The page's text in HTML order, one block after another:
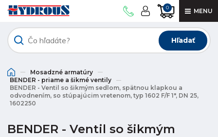
0 MENU
Hľadať
Mosadzné armatúry
BENDER - priame a šikmé ventily
BENDER - Ventil so šikmým sedlom, spätnou klapkou a
odvodnením, so stúpajúcim vretenom, typ 1602 F/F 1", DN 25,
1602250
BENDER - Ventil so šikmým